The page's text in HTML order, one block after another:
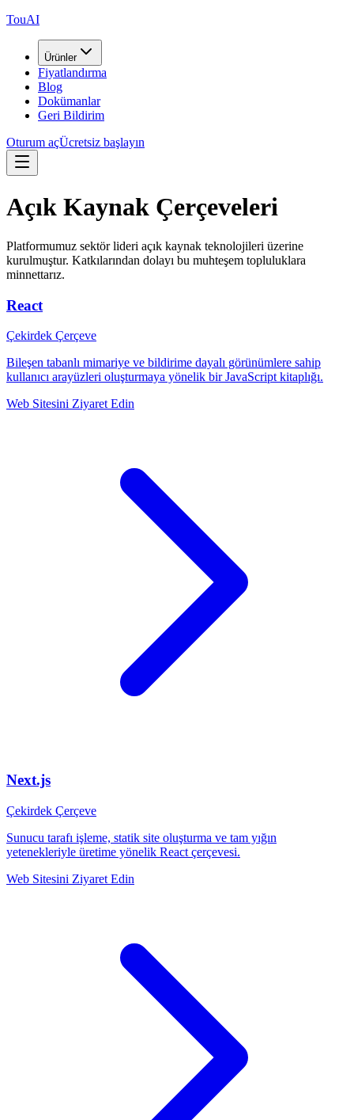
TouAI
Ürünler
Fiyatlandırma
Blog
Dokümanlar
Geri Bildirim
Oturum açÜcretsiz başlayın
Açık Kaynak Çerçeveleri
Platformumuz sektör lideri açık kaynak teknolojileri üzerine
kurulmuştur. Katkılarından dolayı bu muhteşem topluluklara
minnettarız.
React
Çekirdek Çerçeve
Bileşen tabanlı mimariye ve bildirime dayalı görünümlere sahip
kullanıcı arayüzleri oluşturmaya yönelik bir JavaScript kitaplığı.
Web Sitesini Ziyaret Edin
Next.js
Çekirdek Çerçeve
Sunucu tarafı işleme, statik site oluşturma ve tam yığın
yetenekleriyle üretime yönelik React çerçevesi.
Web Sitesini Ziyaret Edin